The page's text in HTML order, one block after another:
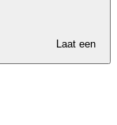
Laat een